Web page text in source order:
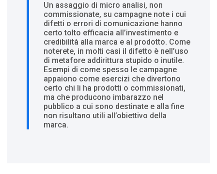
Un assaggio di micro analisi, non
commissionate, su campagne note i cui
difetti o errori di comunicazione hanno
certo tolto efficacia all’investimento e
credibilità alla marca e al prodotto. Come
noterete, in molti casi il difetto è nell’uso
di metafore addirittura stupido o inutile.
Esempi di come spesso le campagne
appaiono come esercizi che divertono
certo chi li ha prodotti o commissionati,
ma che producono imbarazzo nel
pubblico a cui sono destinate e alla fine
non risultano utili all’obiettivo della
marca.